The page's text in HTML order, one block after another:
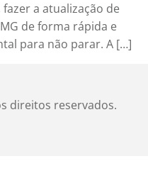
a atualização de
de forma rápida e
para não parar. A […]
direitos reservados.